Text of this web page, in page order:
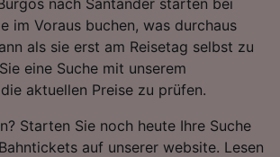
im Voraus buchen, was durchaus
als sie erst am Reisetag selbst zu
eine Suche mit unserem
aktuellen Preise zu prüfen.
Starten Sie noch heute Ihre Suche
auf unserer website. Lesen